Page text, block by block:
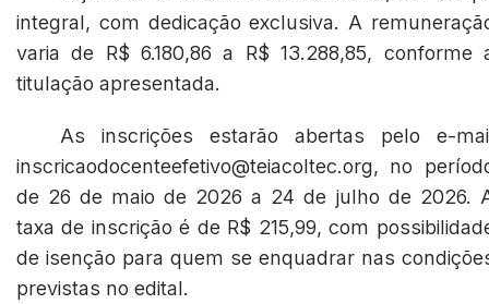
integral, com dedicação exclusiva. A
varia de R$ 6.180,86 a R$ 13.288,85, conforme
titulação apresentada.
As inscrições estarão abertas pelo e-
inscricaodocenteefetivo@teiacoltec.org, no
de 26 de maio de 2026 a 24 de julho de 2026.
taxa de inscrição é de R$ 215,99, com
de isenção para quem se enquadrar nas
previstas no edital.